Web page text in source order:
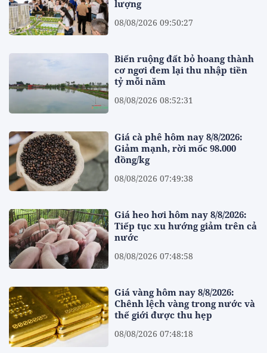
lượng
08/08/2026 09:50:27
Biến ruộng đất bỏ hoang thành
cơ ngơi đem lại thu nhập tiền
tỷ mỗi năm
08/08/2026 08:52:31
Giá cà phê hôm nay 8/8/2026:
Giảm mạnh, rời mốc 98.000
đồng/kg
08/08/2026 07:49:38
Giá heo hơi hôm nay 8/8/2026:
Tiếp tục xu hướng giảm trên cả
nước
08/08/2026 07:48:58
Giá vàng hôm nay 8/8/2026:
Chênh lệch vàng trong nước và
thế giới được thu hẹp
08/08/2026 07:48:18